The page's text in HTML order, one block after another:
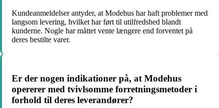
Kundeanmeldelser antyder, at Modehus har haft problemer med
langsom levering, hvilket har ført til utilfredshed blandt
kunderne. Nogle har måttet vente længere end forventet på
deres bestilte varer.
Er der nogen indikationer på, at Modehus
opererer med tvivlsomme forretningsmetoder i
forhold til deres leverandører?